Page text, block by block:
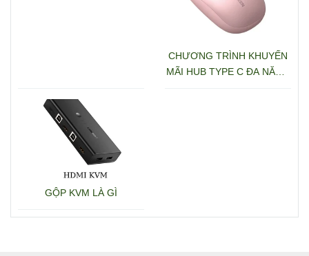
CHƯƠNG TRÌNH KHUYẾN
MÃI HUB TYPE C ĐA NĂNG
GỘP KVM LÀ GÌ